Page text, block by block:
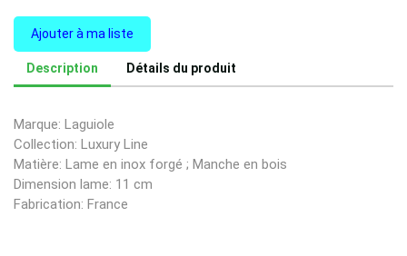
Ajouter à ma liste
Description Détails du produit
Marque: Laguiole
Collection: Luxury Line
Matière: Lame en inox forgé ; Manche en bois
Dimension lame: 11 cm
Fabrication: France